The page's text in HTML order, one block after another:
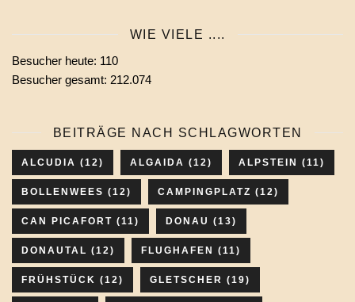
wählen
WIE VIELE ....
Besucher heute: 110
Besucher gesamt: 212.074
BEITRÄGE NACH SCHLAGWORTEN
ALCUDIA (12) ALGAIDA (12) ALPSTEIN (11)
BOLLENWEES (12) CAMPINGPLATZ (12)
CAN PICAFORT (11) DONAU (13)
DONAUTAL (12) FLUGHAFEN (11)
FRÜHSTÜCK (12) GLETSCHER (19)